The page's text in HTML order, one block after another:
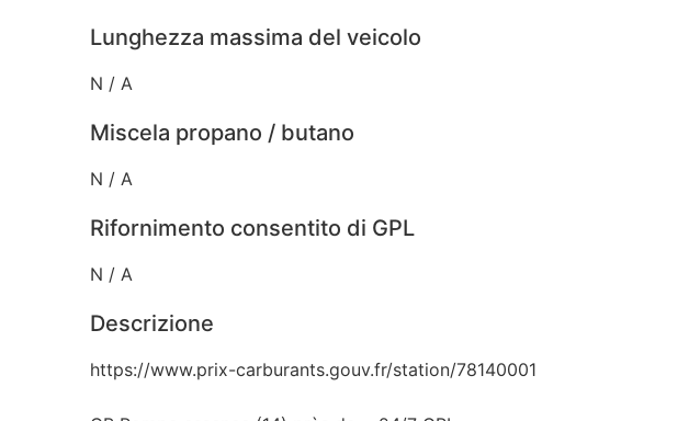
Lunghezza massima del veicolo
N / A
Miscela propano / butano
N / A
Rifornimento consentito di GPL
N / A
Descrizione
https://www.prix-carburants.gouv.fr/station/78140001